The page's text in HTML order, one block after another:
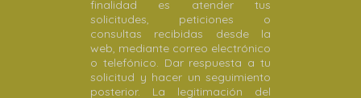
finalidad es atender tus
solicitudes, peticiones o
consultas recibidas desde la
web, mediante correo electrónico
o telefónico. Dar respuesta a tu
solicitud y hacer un seguimiento
posterior. La legitimación del